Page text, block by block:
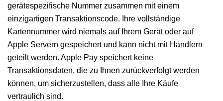
gerätespezifische Nummer zusammen mit einem
einzigartigen Transaktionscode. Ihre vollständige
Kartennummer wird niemals auf Ihrem Gerät oder auf
Apple Servern gespeichert und kann nicht mit Händlern
geteilt werden. Apple Pay speichert keine
Transaktionsdaten, die zu Ihnen zurückverfolgt werden
können, um sicherzustellen, dass alle Ihre Käufe
vertraulich sind.